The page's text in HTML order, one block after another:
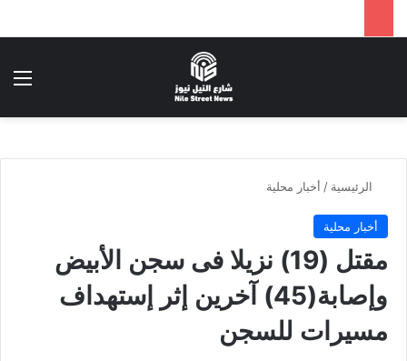
الرئيسية / أخبار محلية
أخبار محلية
مقتل (19) نزيلا فى سجن الأبيض
وإصابة(45) آخرين إثر إستهداف
مسيرات للسجن